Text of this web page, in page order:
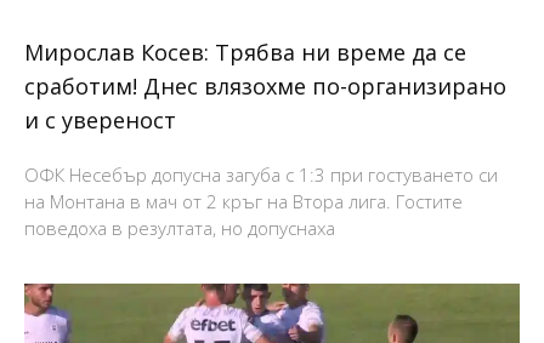
Мирослав Косев: Трябва ни време да се
сработим! Днес влязохме по-организирано
и с увереност
ОФК Несебър допусна загуба с 1:3 при гостуването си
на Монтана в мач от 2 кръг на Втора лига. Гостите
поведоха в резултата, но допуснаха